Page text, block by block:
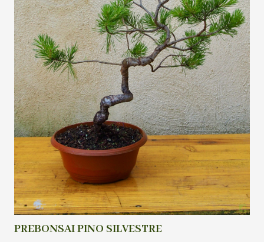
PREBONSAI PINO SILVESTRE